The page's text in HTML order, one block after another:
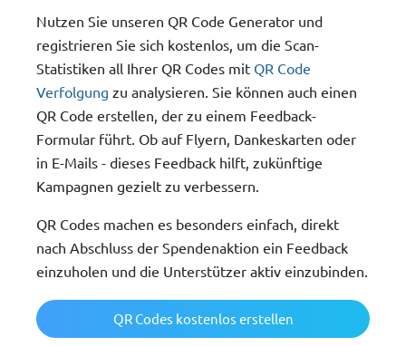
Nutzen Sie unseren QR Code Generator und
registrieren Sie sich kostenlos, um die Scan-
Statistiken all Ihrer QR Codes mit QR Code
Verfolgung zu analysieren. Sie können auch einen
QR Code erstellen, der zu einem Feedback-
Formular führt. Ob auf Flyern, Dankeskarten oder
in E-Mails - dieses Feedback hilft, zukünftige
Kampagnen gezielt zu verbessern.
QR Codes machen es besonders einfach, direkt
nach Abschluss der Spendenaktion ein Feedback
einzuholen und die Unterstützer aktiv einzubinden.
QR Codes kostenlos erstellen